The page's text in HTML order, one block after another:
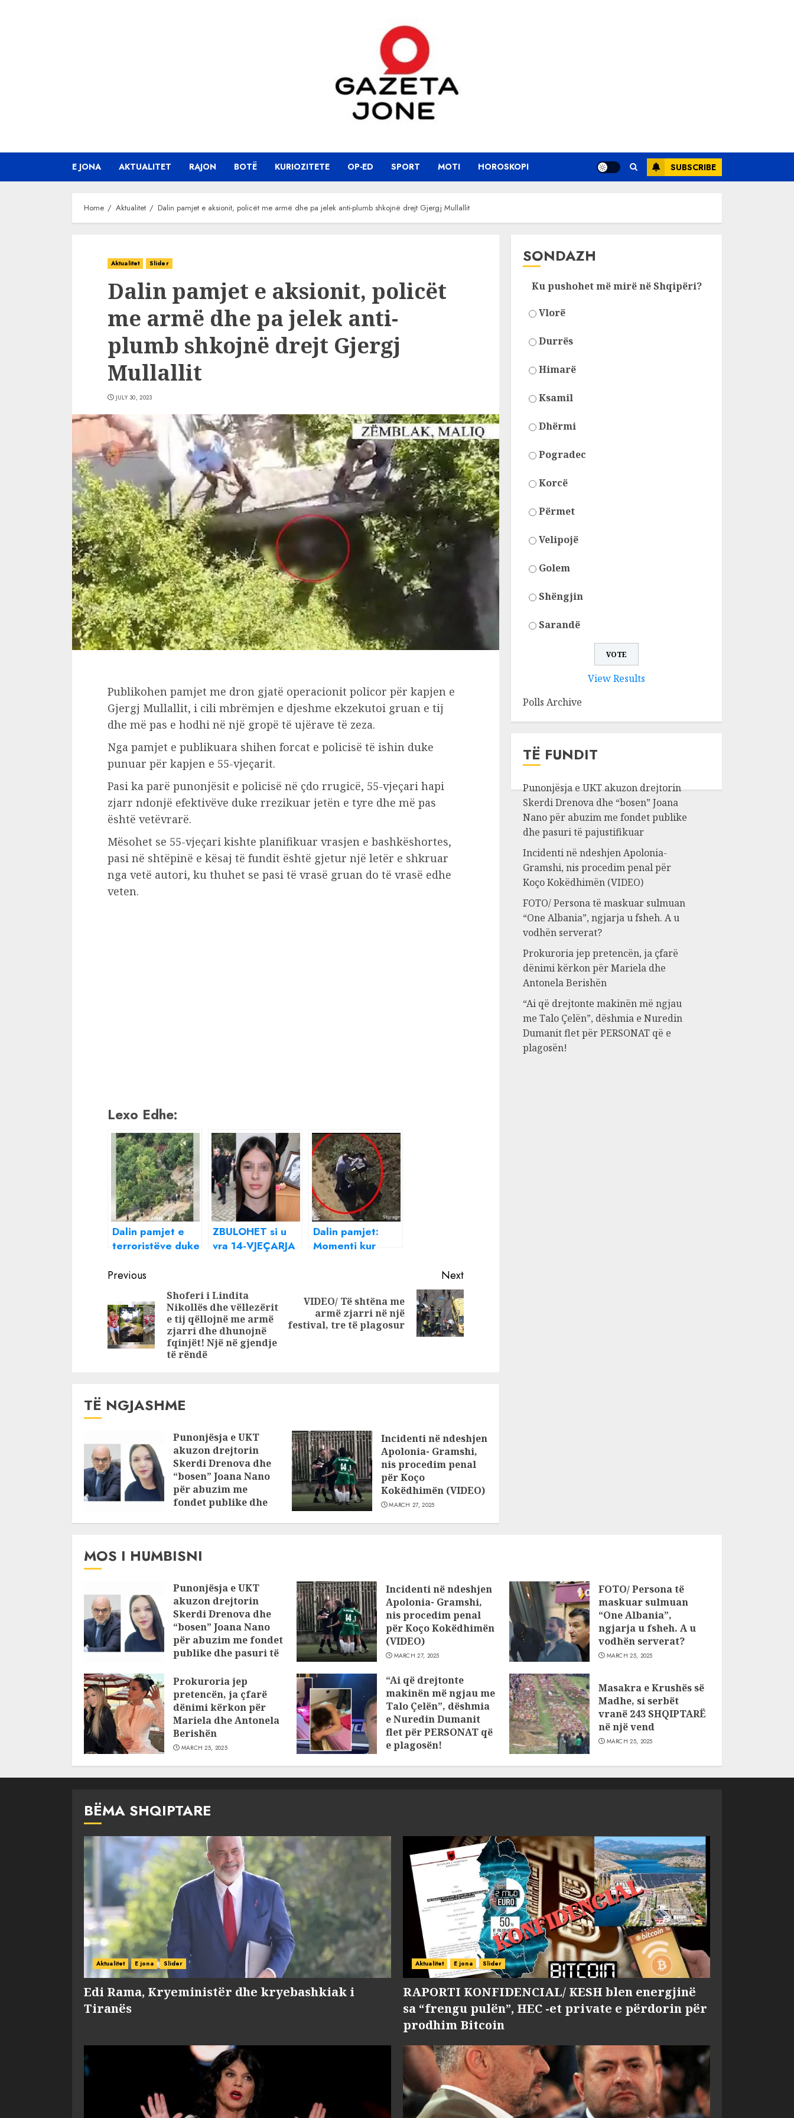
E JONA AKTUALITET RAJON BOTË KURIOZITETE OP-ED SPORT MOTI HOROSKOPI SUBSCRIBE
Home Aktualitet Dalin pamjet e aksionit, policët me armë dhe pa jelek anti-plumb shkojnë drejt Gjergj Mullallit
Aktualitet Slider
Dalin pamjet e aksionit, policët
me armë dhe pa jelek anti-
plumb shkojnë drejt Gjergj
Mullallit
JULY 30, 2023
Publikohen pamjet me dron gjatë operacionit policor për kapjen e
Gjergj Mullallit, i cili mbrëmjen e djeshme ekzekutoi gruan e tij
dhe më pas e hodhi në një gropë të ujërave të zeza.
Nga pamjet e publikuara shihen forcat e policisë të ishin duke
punuar për kapjen e 55-vjeçarit.
Pasi ka parë punonjësit e policisë në çdo rrugicë, 55-vjeçari hapi
zjarr ndonjë efektivëve duke rrezikuar jetën e tyre dhe më pas
është vetëvrarë.
Mësohet se 55-vjeçari kishte planifikuar vrasjen e bashkëshortes,
pasi në shtëpinë e kësaj të fundit është gjetur një letër e shkruar
nga vetë autori, ku thuhet se pasi të vrasë gruan do të vrasë edhe
veten.
Lexo Edhe:
Dalin pamjet e
terroristëve duke
mali drejt Serbisë
ZBULOHET si u
vra 14-VJEÇARJA
qëllua me
PLUMB, gjetëm 2
armë!
Dalin pamjet:
Momenti kur
policisë dhe
djegin
dokumente
Continue
Reading
Previous
Previous
Shoferi i Lindita
Nikollës dhe vëllezërit
e tij qëllojnë me armë
zjarri dhe dhunojnë
fqinjët! Një në gjendje
të rëndë
Next
Next
post:
VIDEO/ Të shtëna me
armë zjarri në një
festival, tre të plagosur
TË NGJASHME
Punonjësja e UKT
akuzon drejtorin
Skerdi Drenova dhe
“bosen” Joana Nano
për abuzim me
fondet publike dhe
Incidenti në ndeshjen
Apolonia- Gramshi,
nis procedim penal
për Koço
Kokëdhimën (VIDEO)
MARCH 27, 2025
SONDAZH
Ku pushohet më mirë në Shqipëri?
Vlorë
Durrës
Himarë
Ksamil
Dhërmi
Pogradec
Korcë
Përmet
Velipojë
Golem
Shëngjin
Sarandë
View Results
Polls Archive
TË FUNDIT
Punonjësja e UKT akuzon drejtorin
Skerdi Drenova dhe “bosen” Joana
Nano për abuzim me fondet publike
dhe pasuri të pajustifikuar
Incidenti në ndeshjen Apolonia-
Gramshi, nis procedim penal për
Koço Kokëdhimën (VIDEO)
FOTO/ Persona të maskuar sulmuan
“One Albania”, ngjarja u fsheh. A u
vodhën serverat?
Prokuroria jep pretencën, ja çfarë
dënimi kërkon për Mariela dhe
Antonela Berishën
“Ai që drejtonte makinën më ngjau
me Talo Çelën”, dëshmia e Nuredin
Dumanit flet për PERSONAT që e
plagosën!
MOS I HUMBISNI
Punonjësja e UKT
akuzon drejtorin
Skerdi Drenova dhe
“bosen” Joana Nano
për abuzim me fondet
publike dhe pasuri të
JULY 24, 2025
Incidenti në ndeshjen
Apolonia- Gramshi,
nis procedim penal
për Koço Kokëdhimën
(VIDEO)
MARCH 27, 2025
FOTO/ Persona të
maskuar sulmuan
“One Albania”,
ngjarja u fsheh. A u
vodhën serverat?
MARCH 25, 2025
Prokuroria jep
pretencën, ja çfarë
dënimi kërkon për
Mariela dhe Antonela
Berishën
MARCH 25, 2025
“Ai që drejtonte
makinën më ngjau me
Talo Çelën”, dëshmia
e Nuredin Dumanit
flet për PERSONAT që
e plagosën!
Masakra e Krushës së
Madhe, si serbët
vranë 243 SHQIPTARË
në një vend
MARCH 25, 2025
BËMA SHQIPTARE
Aktualitet E jona Slider
Edi Rama, Kryeministër dhe kryebashkiak i
Tiranës
Aktualitet E jona Slider
RAPORTI KONFIDENCIAL/ KESH blen energjinë
sa “frengu pulën”, HEC -et private e përdorin për
prodhim Bitcoin